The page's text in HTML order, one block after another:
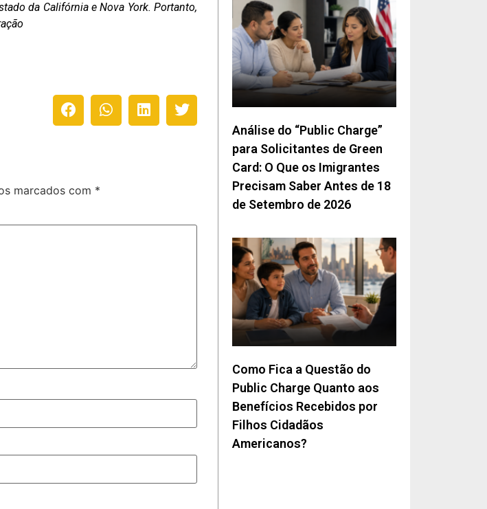
da Califórnia e Nova York. Portanto,
marcados com *
Análise do “Public Charge”
para Solicitantes de Green
Card: O Que os Imigrantes
Precisam Saber Antes de 18
de Setembro de 2026
Como Fica a Questão do
Public Charge Quanto aos
Benefícios Recebidos por
Filhos Cidadãos
Americanos?